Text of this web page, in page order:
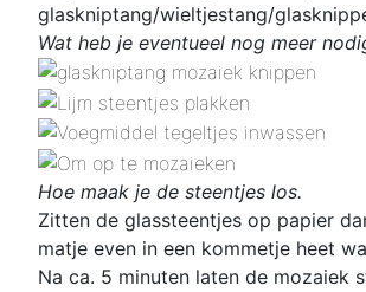
glaskniptang/wieltjestang/
Wat heb je eventueel nog meer
Hoe maak je de steentjes los.
Zitten de glassteentjes op papier
matje even in een kommetje heet
Na ca. 5 minuten laten de mozaiek